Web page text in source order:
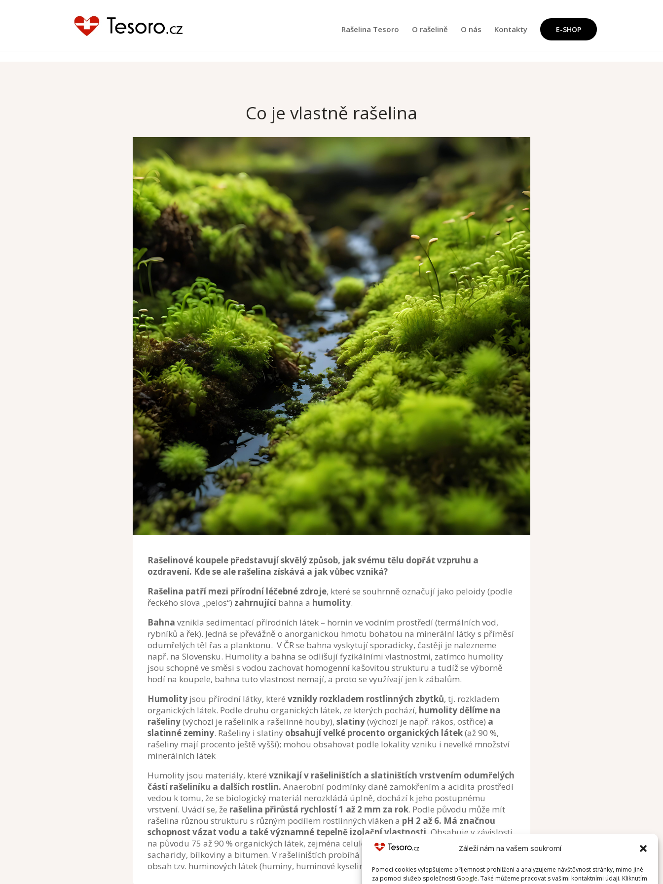
Záleží nám na vašem soukromí
Pomocí cookies vylepšujeme příjemnost prohlížení a analyzujeme návštěvnost stránky, mimo jiné
za pomoci služeb společnosti Google. Také můžeme pracovat s vašimi kontaktními údaji. Kliknutím
Rašelina Tesoro O rašelině O nás Kontakty E-SHOP
Co je vlastně rašelina
Rašelinové koupele představují skvělý způsob, jak svému tělu dopřát vzpruhu a
ozdravení. Kde se ale rašelina získává a jak vůbec vzniká?
Rašelina patří mezi přírodní léčebné zdroje, které se souhrnně označují jako peloidy (podle
řeckého slova „pelos“) zahrnujícíbahna a humolity.
Bahna vznikla sedimentací přírodních látek – hornin ve vodním prostředí (termálních vod,
rybníků a řek). Jedná se převážně o anorganickou hmotu bohatou na minerální látky s příměsí
odumřelých těl řas a planktonu. V ČR se bahna vyskytují sporadicky, častěji je nalezneme
např. na Slovensku. Humolity a bahna se odlišují fyzikálními vlastnostmi, zatímco humolity
jsou schopné ve směsi s vodou zachovat homogenní kašovitou strukturu a tudíž se výborně
hodí na koupele, bahna tuto vlastnost nemají, a proto se využívají jen k zábalům.
Humolityjsou přírodní látky, které vznikly rozkladem rostlinných zbytků, tj. rozkladem
organických látek. Podle druhu organických látek, ze kterých pochází, humolity dělíme na
rašeliny(výchozí je rašeliník a rašelinné houby), slatiny(výchozí je např. rákos, ostřice) a
slatinné zeminy. Rašeliny i slatiny obsahují velké procento organických látek(až 90 %,
rašeliny mají procento ještě vyšší); mohou obsahovat podle lokality vzniku i nevelké množství
minerálních látek
Humolity jsou materiály, které vznikají v rašeliništích a slatiništích vrstvením odumřelých
částí rašeliníku a dalších rostlin. Anaerobní podmínky dané zamokřením a acidita prostředí
vedou k tomu, že se biologický materiál nerozkládá úplně, dochází k jeho postupnému
vrstvení. Uvádí se, že rašelina přirůstá rychlostí 1 až 2 mm za rok. Podle původu může mít
rašelina různou strukturu s různým podílem rostlinných vláken a pH 2 až 6. Má značnou
schopnost vázat vodu a také významné tepelně izolační vlastnosti. Obsahuje v závislosti
na původu 75 až 90 % organických látek, zejména celulózu, hemicelulózu, lignin, pektiny,
sacharidy, bílkoviny a bitumen. V rašeliništích probíhá řada procesů, jejichž výsledkem je
obsah tzv. huminových látek (huminy, huminové kyseliny, fulvinové kyseliny).